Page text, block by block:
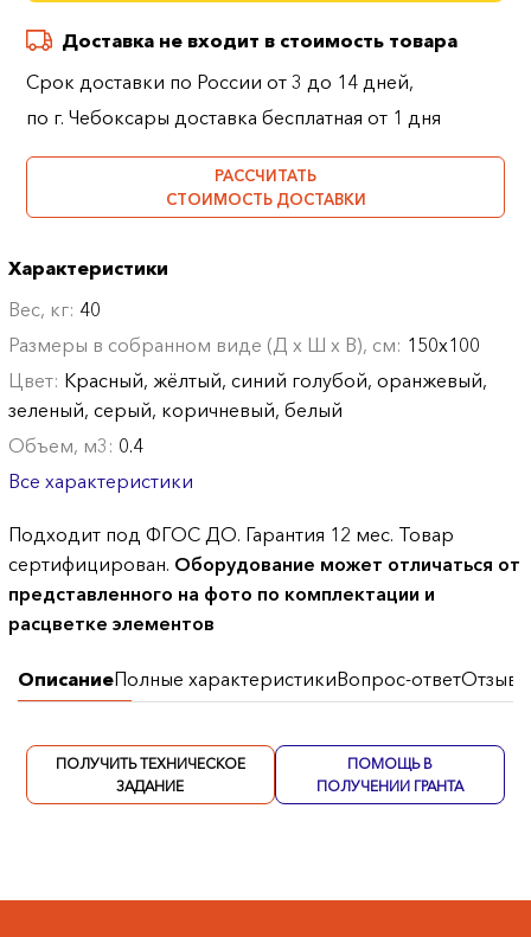
Доставка не входит в стоимость товара
Срок доставки по России от 3 до 14 дней,
по г. Чебоксары доставка бесплатная от 1 дня
РАССЧИТАТЬ
СТОИМОСТЬ ДОСТАВКИ
Характеристики
Вес, кг: 40
Размеры в собранном виде (Д х Ш х В), см: 150х100
Цвет: Красный, жёлтый, синий голубой, оранжевый,
зеленый, серый, коричневый, белый
Объем, м3: 0.4
Все характеристики
Подходит под ФГОС ДО. Гарантия 12 мес. Товар
сертифицирован. Оборудование может отличаться от
представленного на фото по комплектации и
расцветке элементов
ОписаниеПолные характеристикиВопрос-ответОтзывы
ПОЛУЧИТЬ ТЕХНИЧЕСКОЕ
ЗАДАНИЕ
ПОМОЩЬ В
ПОЛУЧЕНИИ ГРАНТА